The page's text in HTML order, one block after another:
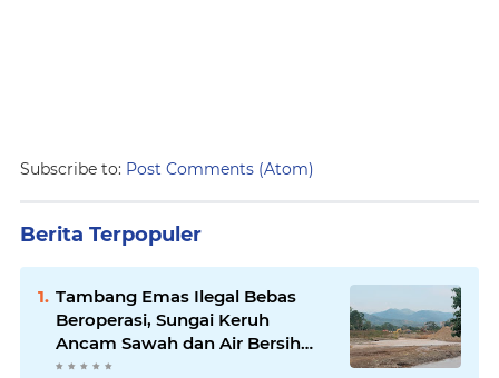
Subscribe to: Post Comments (Atom)
Berita Terpopuler
Tambang Emas Ilegal Bebas
Beroperasi, Sungai Keruh
Ancam Sawah dan Air Bersih
Warga Luwu